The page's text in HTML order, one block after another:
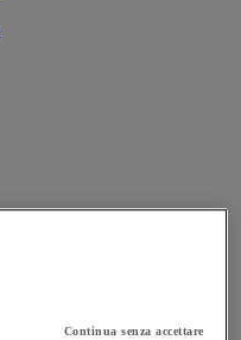
Continua senza accettare